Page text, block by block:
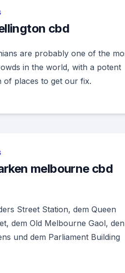
cbd
are probably one of the
in the world, with a potent
of places to get our fix.
melbourne cbd
Street Station, dem Queen
dem Old Melbourne Gaol, den
und dem Parliament Building